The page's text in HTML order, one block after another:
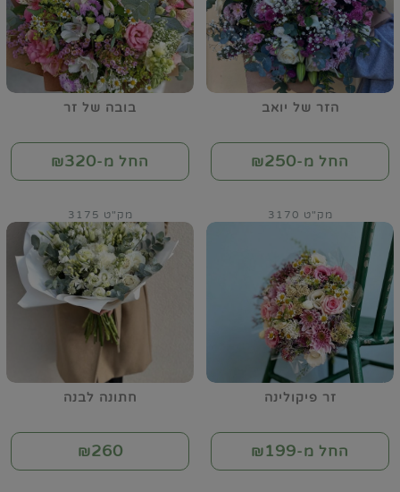
הזר של יואב
החל מ-₪250
בובה של זר
החל מ-₪320
זר פיקולינה
מק"ט 3170
החל מ-₪199
חתונה לבנה
מק"ט 3175
₪260